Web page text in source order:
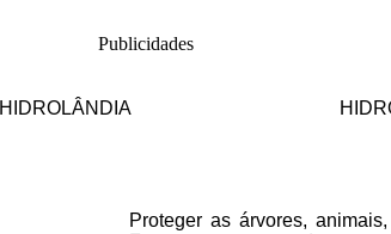
Publicidades
HIDROLÂNDIA
Proteger as árvores,